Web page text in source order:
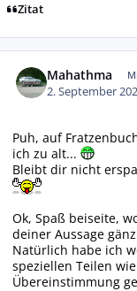
Zitat
Mahathma
2. September
Puh, auf
ich zu alt...
Bleibt dir nicht
Ok, Spaß beiseite,
deiner Aussage
Natürlich habe ich
speziellen Teilen
Übereinstimmung